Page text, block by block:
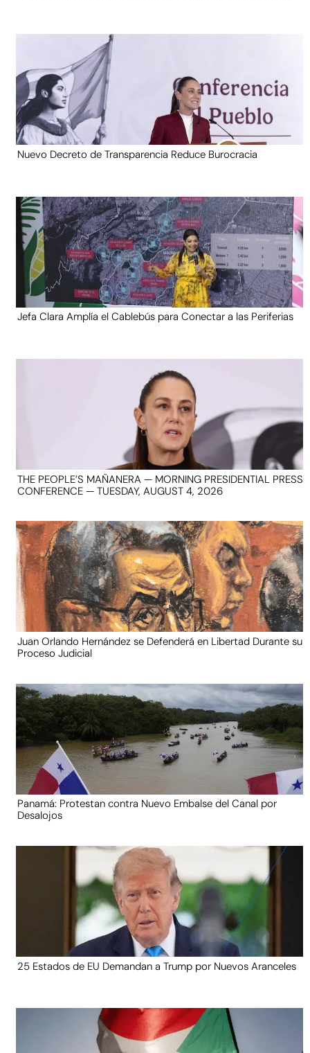
Nuevo Decreto de Transparencia Reduce Burocracia
Jefa Clara Amplía el Cablebús para Conectar a las Periferias
THE PEOPLE’S MAÑANERA — MORNING PRESIDENTIAL PRESS
CONFERENCE — TUESDAY, AUGUST 4, 2026
Juan Orlando Hernández se Defenderá en Libertad Durante su
Proceso Judicial
Panamá: Protestan contra Nuevo Embalse del Canal por
Desalojos
25 Estados de EU Demandan a Trump por Nuevos Aranceles